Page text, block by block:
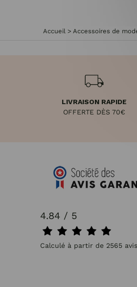
Accueil > Accessoires de
LIVRAISON RAPIDE
OFFERTE DÈS 70€
4.84 / 5
Calculé à partir de 2565 avis.
31/07/2026